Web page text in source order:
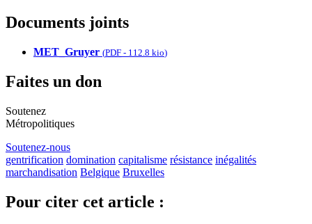
Documents joints
MET_Gruyer (PDF - 112.8 kio)
Faites un don
Soutenez
Métropolitiques
Soutenez-nous
gentrification domination capitalisme résistance inégalités
marchandisation Belgique Bruxelles
Pour citer cet article :